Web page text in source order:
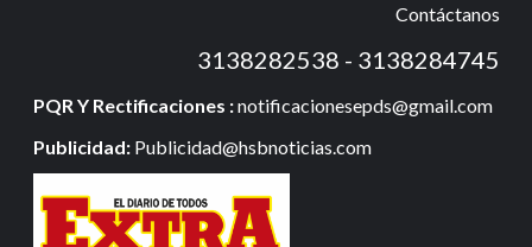
Contáctanos
3138282538 - 3138284745
PQR Y Rectificaciones :notificacionesepds@gmail.com
Publicidad: Publicidad@hsbnoticias.com